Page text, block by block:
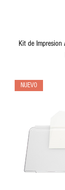
Kit de
NUEVO